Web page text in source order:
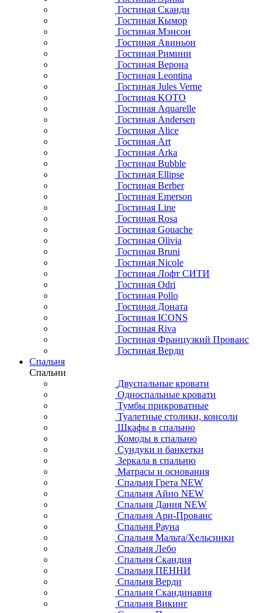
Гостиная Сканди
Гостиная Кымор
Гостиная Мэнсон
Гостиная Авиньон
Гостиная Римини
Гостиная Верона
Гостиная Leontina
Гостиная Jules Verne
Гостиная KOTO
Гостиная Aquarelle
Гостиная Andersen
Гостиная Alice
Гостиная Art
Гостиная Arka
Гостиная Bubble
Гостиная Ellipse
Гостиная Berber
Гостиная Emerson
Гостиная Line
Гостиная Rosa
Гостиная Gouache
Гостиная Olivia
Гостиная Bruni
Гостиная Nicole
Гостиная Лофт СИТИ
Гостиная Odri
Гостиная Pollo
Гостиная Доната
Гостиная ICONS
Гостиная Riva
Гостиная Французкий Прованс
Гостиная Верди
Спальня
Спальни
Двуспальные кровати
Односпальные кровати
Тумбы прикроватные
Туалетные столики, консоли
Шкафы в спальню
Комоды в спальню
Сундуки и банкетки
Зеркала в спальню
Матрасы и основания
Спальня Грета NEW
Спальня Айно NEW
Спальня Дания NEW
Спальня Ари-Прованс
Спальня Рауна
Спальня Мальта/Хельсинки
Спальня Лебо
Спальня Скандия
Спальня ПЕННИ
Спальня Верди
Спальня Скандинавия
Спальня Викинг